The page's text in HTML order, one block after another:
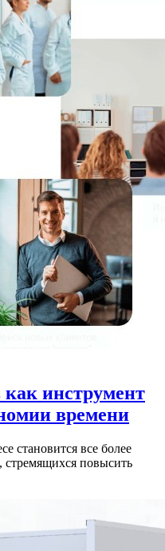
как инструмент
времени
становится все более
стремящихся повысить